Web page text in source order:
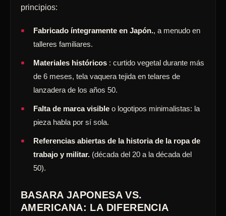
principios:
Fabricado íntegramente en Japón., a menudo en
talleres familiares.
Materiales históricos : curtido vegetal durante más
de 6 meses, tela vaquera tejida en telares de
lanzadera de los años 50.
Falta de marca visible o logotipos minimalistas: la
pieza habla por sí sola.
Referencias abiertas de la historia de la ropa de
trabajo y militar. (década del 20 a la década del
50).
BASARA JAPONESA VS.
AMERICANA: LA DIFERENCIA